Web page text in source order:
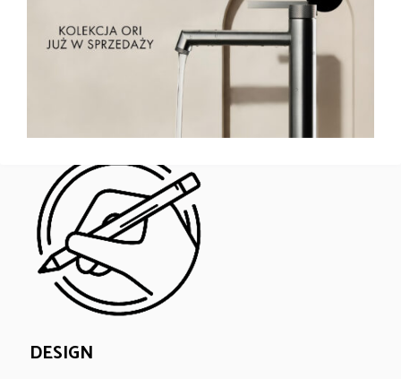
zdolnością tłumienia dźwięków. Skutecznie redukuje hałas
spadającej wody, co przekłada się na wyraźnie wyższy poziom
wygody i spokoju w łazience.
Pasujący syfon - McAlpineHC2730L-TD-NT
DESIGN